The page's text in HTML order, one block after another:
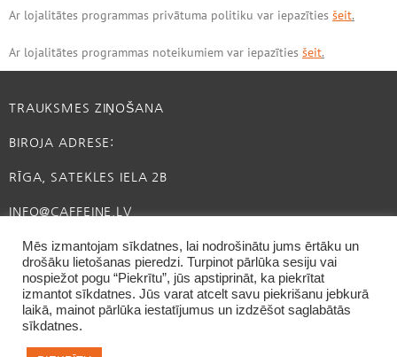
Ar lojalitātes programmas privātuma politiku var iepazīties šeit.
Ar lojalitātes programmas noteikumiem var iepazīties šeit.
TRAUKSMES ZIŅOŠANA
BIROJA ADRESE:
RĪGA, SATEKLES IELA 2B
INFO@CAFFEINE.LV
Mēs izmantojam sīkdatnes, lai nodrošinātu jums ērtāku un
drošāku lietošanas pieredzi. Turpinot pārlūka sesiju vai
nospiežot pogu “Piekrītu”, jūs apstiprināt, ka piekrītat
izmantot sīkdatnes. Jūs varat atcelt savu piekrišanu jebkurā
laikā, mainot pārlūka iestatījumus un izdzēšot saglabātās
sīkdatnes.